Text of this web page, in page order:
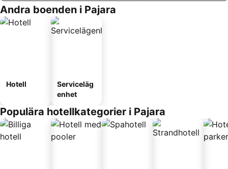
Andra boenden i Pajara
Hotell
Serviceläg
enhet
Populära hotellkategorier i Pajara